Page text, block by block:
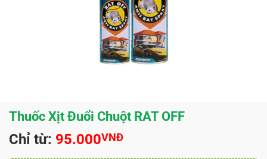
Thuốc Xịt Đuổi Chuột RAT OFF
Chỉ từ: 95.000VNĐ